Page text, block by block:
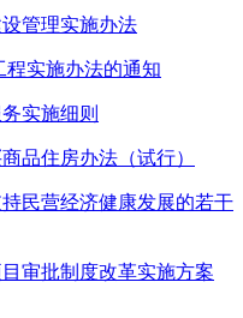
管理实施办法
程实施办法的通知
实施细则
品住房办法（试行）
民营经济健康发展的若干
审批制度改革实施方案